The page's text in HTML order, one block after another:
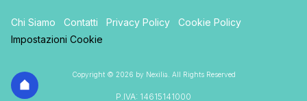
Chi Siamo Contatti Privacy Policy
Cookie Policy
Impostazioni Cookie
Copyright © 2026 by Nexilia. All Rights Reserved
P.IVA: 14615141000